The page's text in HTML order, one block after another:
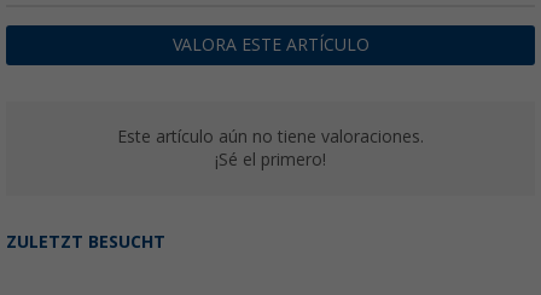
VALORA ESTE ARTÍCULO
Este artículo aún no tiene valoraciones.
¡Sé el primero!
ZULETZT BESUCHT